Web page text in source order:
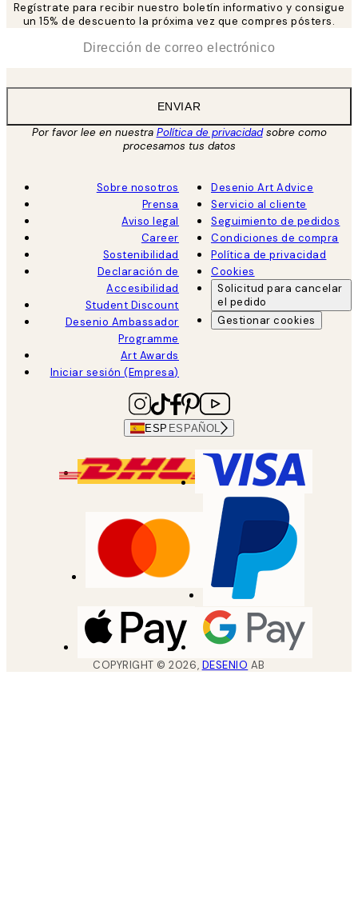
Regístrate para recibir nuestro boletín informativo y consigue
un 15% de descuento la próxima vez que compres pósters.
ENVIAR
Por favor lee en nuestra Política de privacidadsobre como
procesamos tus datos
Sobre nosotros
Prensa
Aviso legal
Career
Sostenibilidad
Declaración de
Accesibilidad
Student Discount
Desenio Ambassador
Programme
Art Awards
Iniciar sesión (Empresa)
Desenio Art Advice
Servicio al cliente
Seguimiento de pedidos
Condiciones de compra
Política de privacidad
Cookies
Solicitud para cancelar
el pedido
Gestionar cookies
ESP ESPAÑOL
COPYRIGHT ©2026, DESENIO AB